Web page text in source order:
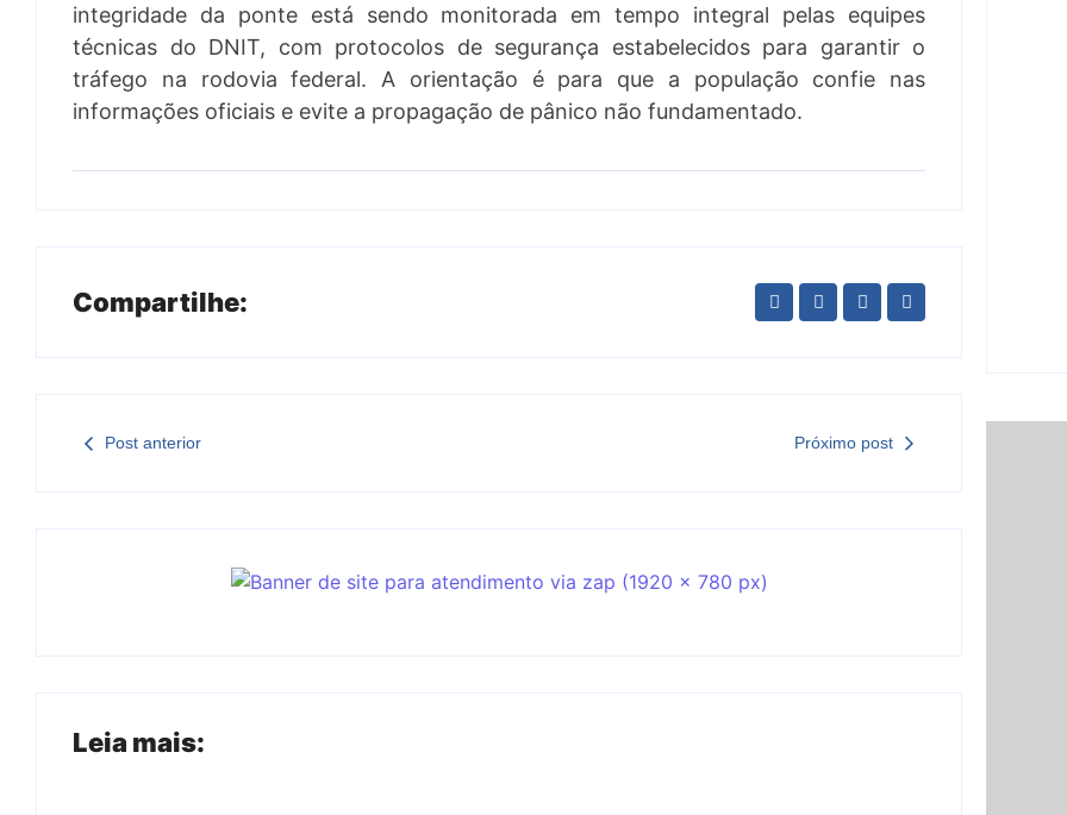
integridade da ponte está sendo monitorada em tempo integral pelas equipes
técnicas do DNIT, com protocolos de segurança estabelecidos para garantir o
tráfego na rodovia federal. A orientação é para que a população confie nas
informações oficiais e evite a propagação de pânico não fundamentado.
Compartilhe:
Post anterior Próximo post
Leia mais: